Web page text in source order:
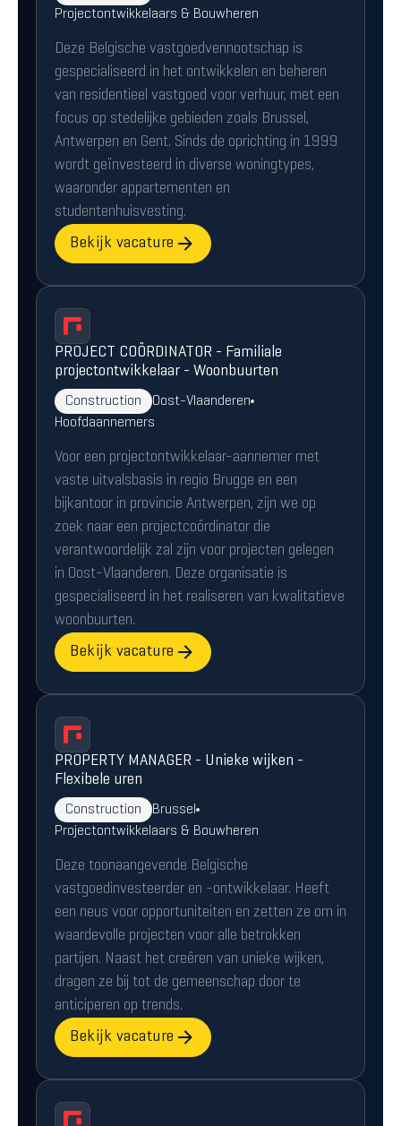
Projectontwikkelaars & Bouwheren
Deze Belgische vastgoedvennootschap is
gespecialiseerd in het ontwikkelen en beheren
van residentieel vastgoed voor verhuur, met een
focus op stedelijke gebieden zoals Brussel,
Antwerpen en Gent. Sinds de oprichting in 1999
wordt geïnvesteerd in diverse woningtypes,
waaronder appartementen en
studentenhuisvesting.
Bekijk vacature
PROJECT COÖRDINATOR - Familiale
projectontwikkelaar - Woonbuurten
Construction
Oost-Vlaanderen
Hoofdaannemers
Voor een projectontwikkelaar-aannemer met
vaste uitvalsbasis in regio Brugge en een
bijkantoor in provincie Antwerpen, zijn we op
zoek naar een projectcoördinator die
verantwoordelijk zal zijn voor projecten gelegen
in Oost-Vlaanderen. Deze organisatie is
gespecialiseerd in het realiseren van kwalitatieve
woonbuurten.
Bekijk vacature
PROPERTY MANAGER - Unieke wijken -
Flexibele uren
Construction
Brussel
Projectontwikkelaars & Bouwheren
Deze toonaangevende Belgische
vastgoedinvesteerder en -ontwikkelaar. Heeft
een neus voor opportuniteiten en zetten ze om in
waardevolle projecten voor alle betrokken
partijen. Naast het creëren van unieke wijken,
dragen ze bij tot de gemeenschap door te
anticiperen op trends.
Bekijk vacature